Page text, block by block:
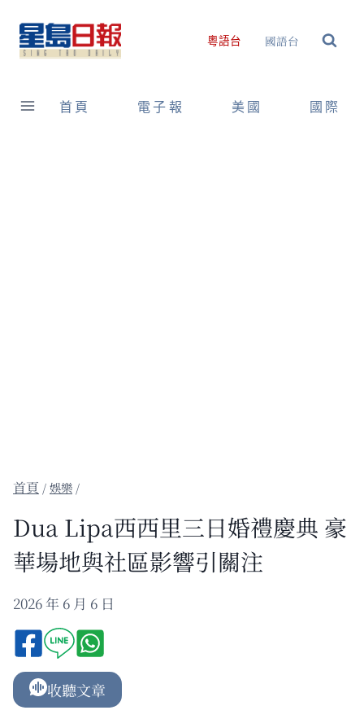
content
粵語台 國語台
首頁 電子報 美國 國際
/娛樂 /
Dua Lipa西西里三日婚禮慶典 豪
華場地與社區影響引關注
2026 年 6 月 6 日
收聽文章